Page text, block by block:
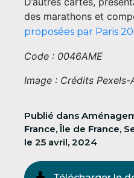
des marathons et
proposées par Paris
Code : 0046AME
Image : Crédits Pexels-
Publié dans
France,Île de France,
le 25 avril, 2024